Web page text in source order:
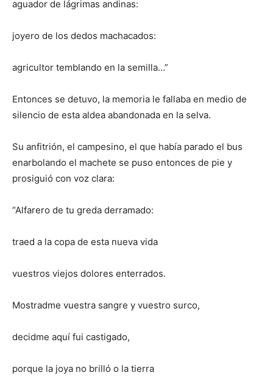
aguador de lágrimas andinas:
joyero de los dedos machacados:
agricultor temblando en la semilla…”
Entonces se detuvo, la memoria le fallaba en medio de
silencio de esta aldea abandonada en la selva.
Su anfitrión, el campesino, el que había parado el bus
enarbolando el machete se puso entonces de pie y
prosiguió con voz clara:
“Alfarero de tu greda derramado:
traed a la copa de esta nueva vida
vuestros viejos dolores enterrados.
Mostradme vuestra sangre y vuestro surco,
decidme aquí fui castigado,
porque la joya no brilló o la tierra